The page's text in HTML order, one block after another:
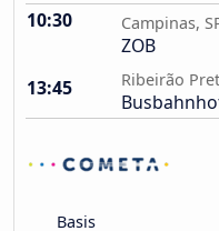
10:30 Campinas,
ZOB
13:45
Ribeirão
Basis